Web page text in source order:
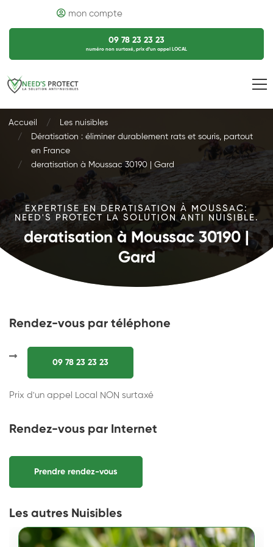
mon compte
09 78 23 23 23
numéro non surtaxé, prix d’un appel LOCAL
Accueil
Les nuisibles
Dératisation : éliminer durablement rats et souris, partout
en France
deratisation à Moussac 30190 | Gard
EXPERTISE EN DERATISATION À MOUSSAC:
NEED'S PROTECT LA SOLUTION ANTI NUISIBLE.
deratisation à Moussac 30190 |
Gard
Rendez-vous par téléphone
09 78 23 23 23
Prix d'un appel Local NON surtaxé
Rendez-vous par Internet
Prendre rendez-vous
Les autres Nuisibles